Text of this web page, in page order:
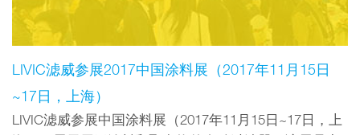
LIVIC滤威参展2017中国涂料展（2017年11月15日
~17日，上海）
LIVIC滤威参展中国涂料展（2017年11月15日~17日，上